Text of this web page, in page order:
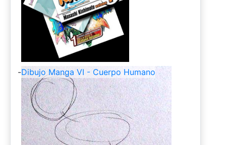
-Dibujo Manga VI - Cuerpo Humano